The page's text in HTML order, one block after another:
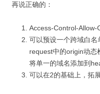
再说正确的：
Access-Control-Allow-
可以预设一个跨域白
request中的origin动态
将单一的域名添加到
可以在2的基础上，拓